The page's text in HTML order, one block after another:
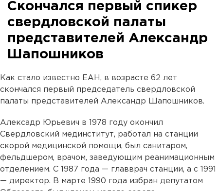
Скончался первый спикер
свердловской палаты
представителей Александр
Шапошников
Как стало известно ЕАН, в возрасте 62 лет
скончался первый председатель свердловской
палаты представителей Александр Шапошников.
Алексадр Юрьевич в 1978 году окончил
Свердловский мединститут, работал на станции
скорой медицинской помощи, был санитаром,
фельдшером, врачом, заведующим реанимационным
отделением. С 1987 года — главврач станции, а с 1991
— директор. В марте 1990 года избран депутатом